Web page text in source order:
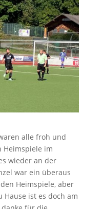
alle froh und
Heimspiele im
wieder an der
war ein überaus
Heimspiele, aber
Hause ist es doch am